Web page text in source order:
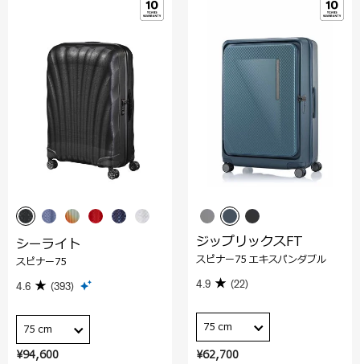
¥94,600
シーライト
スピナー75
4.6 (393)
75 cm
¥62,700
ジップリックスFT
スピナー75 エキスパンダブル
4.9 (22)
75 cm